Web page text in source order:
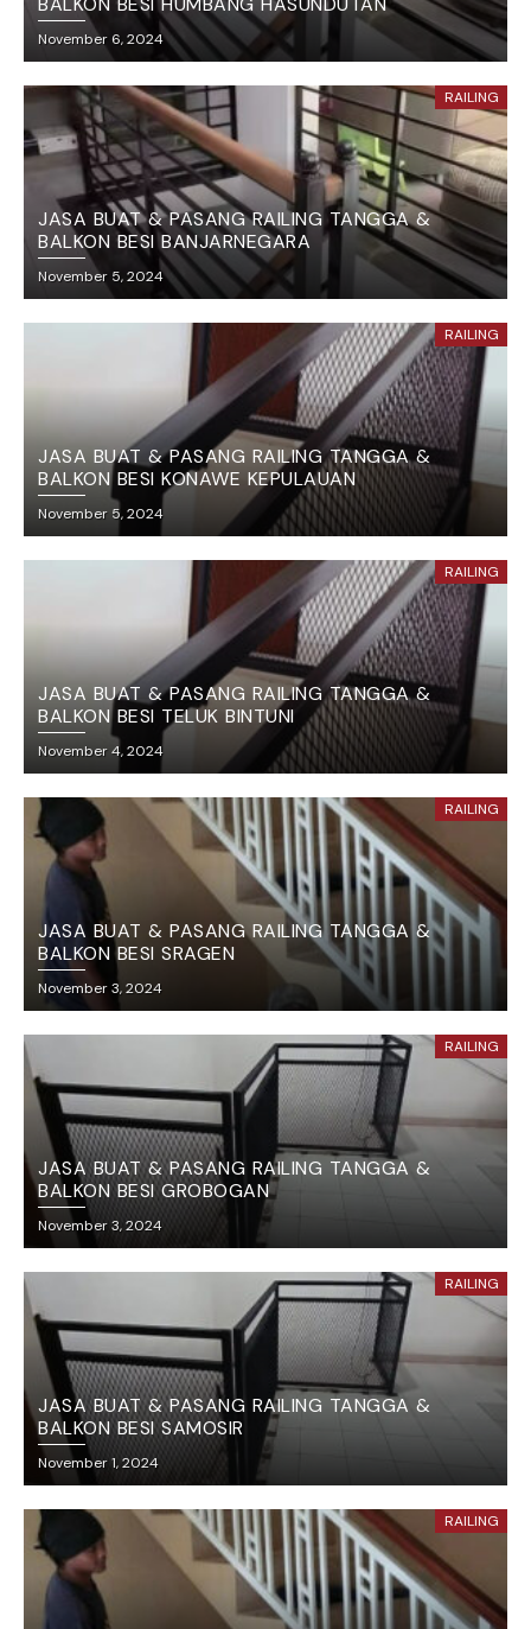
November 6, 2024
RAILING
JASA BUAT & PASANG RAILING TANGGA &
BALKON BESI BANJARNEGARA
November 5, 2024
RAILING
JASA BUAT & PASANG RAILING TANGGA &
BALKON BESI KONAWE KEPULAUAN
November 5, 2024
RAILING
JASA BUAT & PASANG RAILING TANGGA &
BALKON BESI TELUK BINTUNI
November 4, 2024
RAILING
JASA BUAT & PASANG RAILING TANGGA &
BALKON BESI SRAGEN
November 3, 2024
RAILING
JASA BUAT & PASANG RAILING TANGGA &
BALKON BESI GROBOGAN
November 3, 2024
RAILING
JASA BUAT & PASANG RAILING TANGGA &
BALKON BESI SAMOSIR
November 1, 2024
RAILING